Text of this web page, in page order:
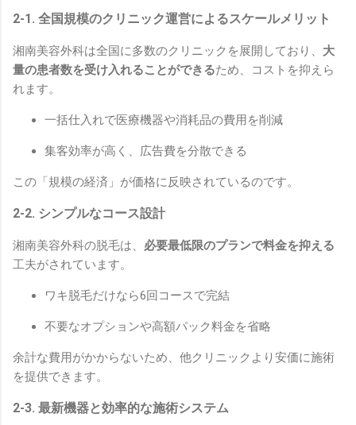
2-1. 全国規模のクリニック運営によるスケールメリット
湘南美容外科は全国に多数のクリニックを展開しており、 大
量の患者数を受け入れることができるため、コストを抑えら
れます。
一括仕入れで医療機器や消耗品の費用を削減
集客効率が高く、広告費を分散できる
この「規模の経済」が価格に反映されているのです。
2-2. シンプルなコース設計
湘南美容外科の脱毛は、 必要最低限のプランで料金を抑える
工夫がされています。
ワキ脱毛だけなら6回コースで完結
不要なオプションや高額パック料金を省略
余計な費用がかからないため、他クリニックより安価に施術
を提供できます。
2-3. 最新機器と効率的な施術システム